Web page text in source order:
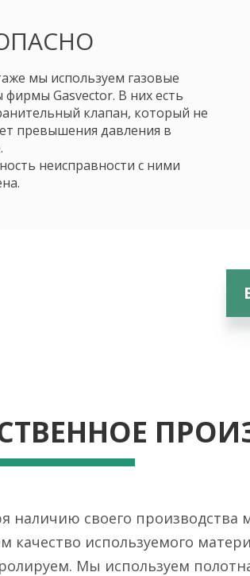
мы используем газовые
фирмы Gasvector. В них есть
клапан, который не
превышения давления в
неисправности с ними
наличию своего производства
качество используемого
Мы используем